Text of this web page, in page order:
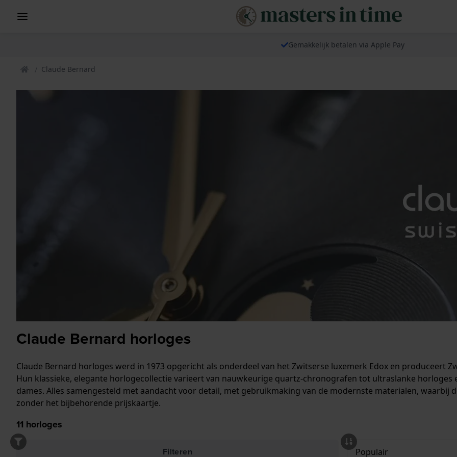
Gemakkelijk betalen via Apple Pay
Claude Bernard
Claude Bernard horloges
Claude Bernard horloges werd in 1973 opgericht als onderdeel van het Zwitserse luxemerk Edox en produceert
Hun klassieke, elegante horlogecollectie varieert van nauwkeurige quartz-chronografen tot ultraslanke
dames. Alles samengesteld met aandacht voor detail, met gebruikmaking van de modernste materialen,
zonder het bijbehorende prijskaartje.
11 horloges
Filteren